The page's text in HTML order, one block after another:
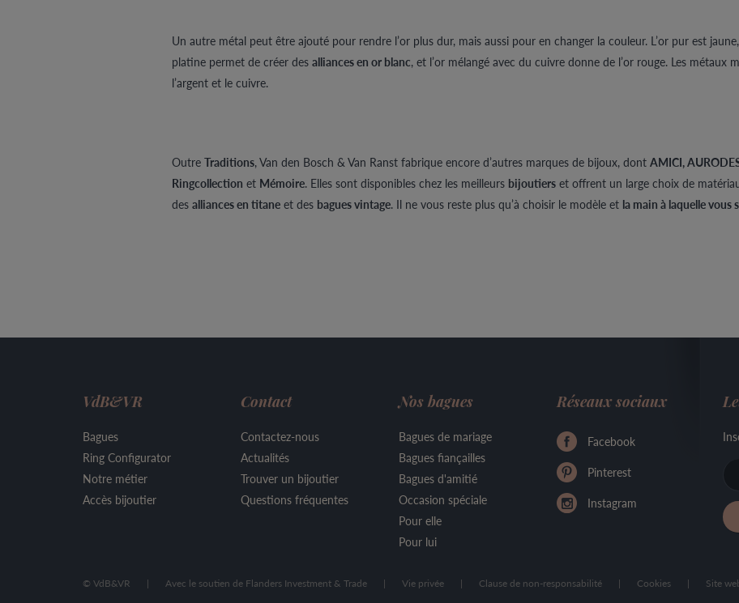
Un autre métal peut être ajouté pour rendre l’or plus dur, mais aussi pour en changer la couleur. L’or pur est
platine permet de créer des alliances en or blanc, et l’or mélangé avec du cuivre donne de l’or rouge. Les métaux
l’argent et le cuivre.
Outre Traditions, Van den Bosch & Van Ranst fabrique encore d’autres marques de bijoux, dont AMICI,
Ringcollection et Mémoire. Elles sont disponibles chez les meilleurs bijoutiers et offrent un large choix de
des alliances en titane et des bagues vintage. Il ne vous reste plus qu’à choisir le modèle et la main à laquelle
VdB&VR
Bagues
Ring Configurator
Notre métier
Accès bijoutier
Contact
Contactez-nous
Actualités
Trouver un bijoutier
Questions fréquentes
Nos bagues
Bagues de mariage
Bagues fiançailles
Bagues d'amitié
Occasion spéciale
Pour elle
Pour lui
Réseaux sociaux
Facebook
Pinterest
Instagram
© VdB&VR | Avec le soutien de Flanders Investment & Trade | Vie privée | Clause de non-responsabilité | Cookies | Site